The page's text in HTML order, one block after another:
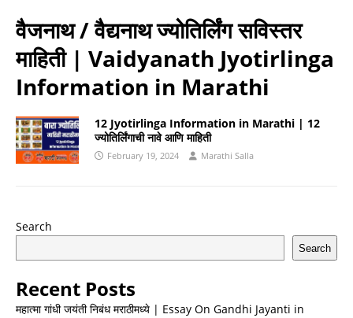
वैजनाथ / वैद्यनाथ ज्योतिर्लिंग सविस्तर
माहिती | Vaidyanath Jyotirlinga
Information in Marathi
12 Jyotirlinga Information in Marathi | 12
ज्योतिर्लिंगाची नावे आणि माहिती
February 19, 2024 Marathi Salla
Search
Search
Recent Posts
महात्मा गांधी जयंती निबंध मराठीमध्ये | Essay On Gandhi Jayanti in